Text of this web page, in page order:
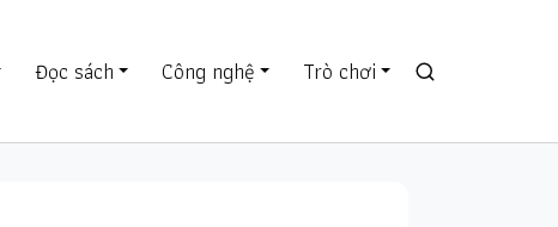
Đọc sách Công nghệ Trò chơi